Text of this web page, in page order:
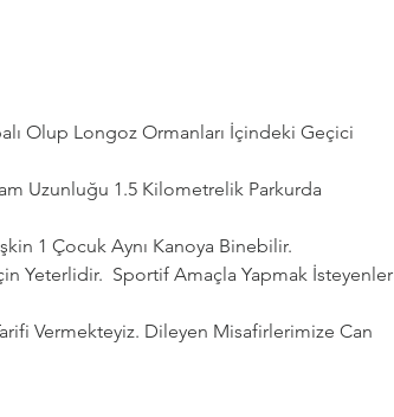
Olup Longoz Ormanları İçindeki Geçici
Uzunluğu 1.5 Kilometrelik Parkurda
1 Çocuk Aynı Kanoya Binebilir.
Yeterlidir.  Sportif Amaçla Yapmak İsteyenler
Vermekteyiz. Dileyen Misafirlerimize Can